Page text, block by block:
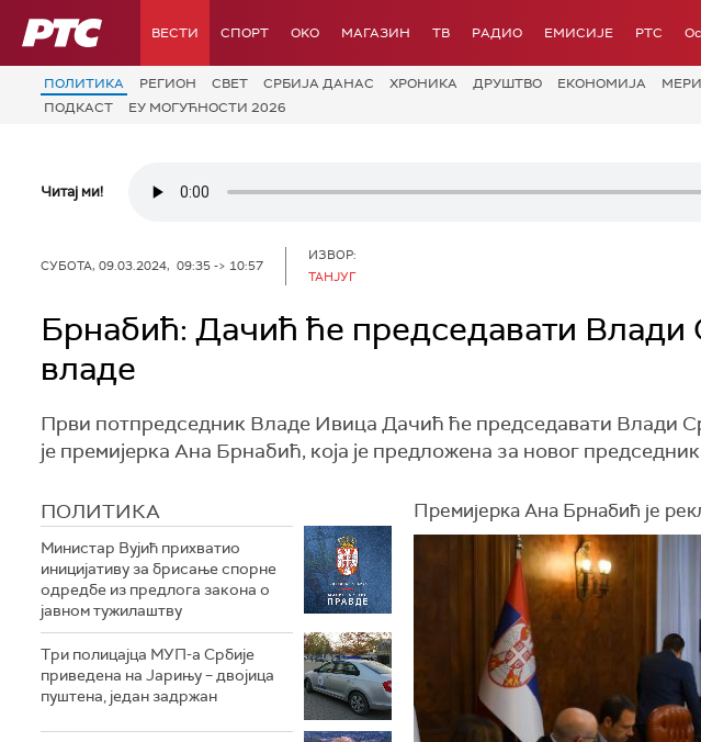
РТС ВЕСТИ СПОРТ OKO МАГАЗИН ТВ РАДИО ЕМИСИЈЕ РТС
ПОЛИТИКА РЕГИОН СВЕТ СРБИЈА ДАНАС ХРОНИКА ДРУШТВО ЕКОНОМИЈА
ПОДКАСТ
ЕУ МОГУЋНОСТИ 2026
Читај ми!
СУБОТА, 09.03.2024, 09:35 -> 10:57
ИЗВОР:
ТАНЈУГ
Брнабић: Дачић ће председавати Влади
владе
Први потпредседник Владе Ивица Дачић ће председавати Влади
је премијерка Ана Брнабић, која је предложена за новог
ПОЛИТИКА
Министар Вујић прихватио
иницијативу за брисање спорне
одредбе из предлога закона o
јавном тужилаштву
Три полицајца МУП-а Србије
приведена на Јарињу – двојица
пуштена, један задржан
Премијерка Ана Брнабић је